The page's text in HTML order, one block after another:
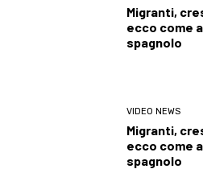
Migranti,
ecco come
spagnolo
VIDEO NEWS
Migranti,
ecco come
spagnolo